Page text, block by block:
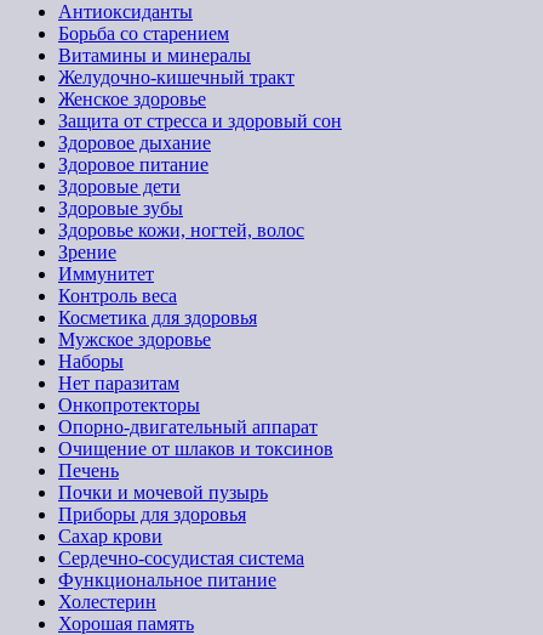
Антиоксиданты
Борьба со старением
Витамины и минералы
Желудочно-кишечный тракт
Женское здоровье
Защита от стресса и здоровый сон
Здоровое дыхание
Здоровое питание
Здоровые дети
Здоровые зубы
Здоровье кожи, ногтей, волос
Зрение
Иммунитет
Контроль веса
Косметика для здоровья
Мужское здоровье
Наборы
Нет паразитам
Онкопротекторы
Опорно-двигательный аппарат
Очищение от шлаков и токсинов
Печень
Почки и мочевой пузырь
Приборы для здоровья
Сахар крови
Сердечно-сосудистая система
Функциональное питание
Холестерин
Хорошая память